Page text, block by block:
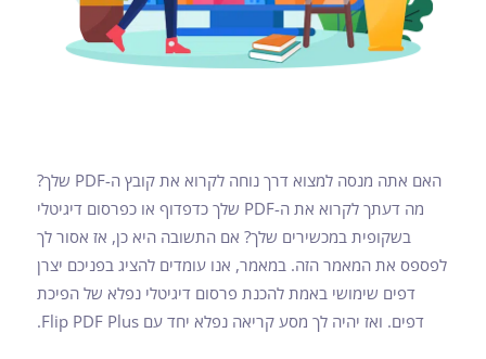
האם אתה מנסה למצוא דרך נוחה לקרוא את קובץ ה-PDF שלך?
מה דעתך לקרוא את ה-PDF שלך כדפדוף או כפרסום דיגיטלי
בשקופית במכשירים שלך? אם התשובה היא כן, אז אסור לך
לפספס את המאמר הזה. במאמר, אנו עומדים להציג בפניכם יצרן
דפים שימושי באמת להכנת פרסום דיגיטלי נפלא של הפיכת
דפים. ואז יהיה לך מסע קריאה נפלא יחד עם Flip PDF Plus.